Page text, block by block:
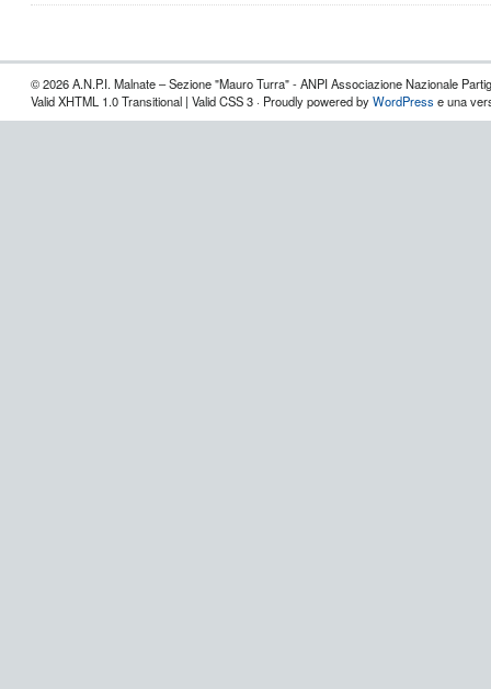
© 2026 A.N.P.I. Malnate – Sezione "Mauro Turra" - ANPI Associazione Nazionale
Valid XHTML 1.0 Transitional | Valid CSS 3 · Proudly powered byWordPress e una